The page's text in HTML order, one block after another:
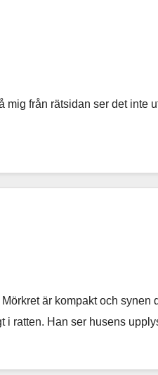
mig från rätsidan ser det inte
är kompakt och synen
i ratten. Han ser husens